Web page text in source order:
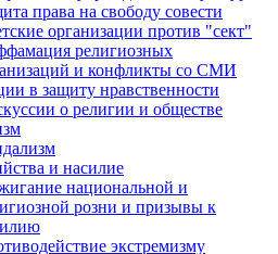
права на свободу совести
организации против "сект"
религиозных
и конфликты со СМИ
в защиту нравственности
о религии и обществе
и насилие
национальной и
розни и призывы к
экстремизму